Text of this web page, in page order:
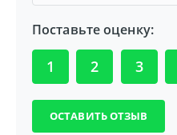
Поставьте оценку:
1 2 3